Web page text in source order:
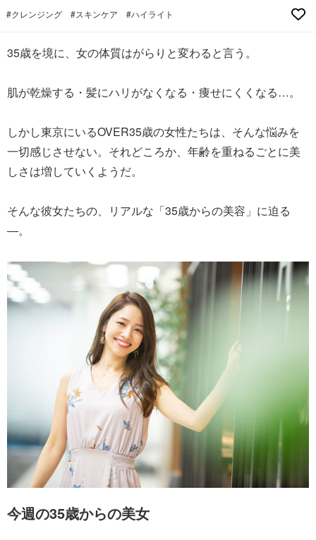
#クレンジング #スキンケア #ハイライト
35歳を境に、女の体質はがらりと変わると言う。
肌が乾燥する・髪にハリがなくなる・痩せにくくなる…。
しかし東京にいるOVER35歳の女性たちは、そんな悩みを
一切感じさせない。それどころか、年齢を重ねるごとに美
しさは増していくようだ。
そんな彼女たちの、リアルな「35歳からの美容」に迫る
―。
今週の35歳からの美女